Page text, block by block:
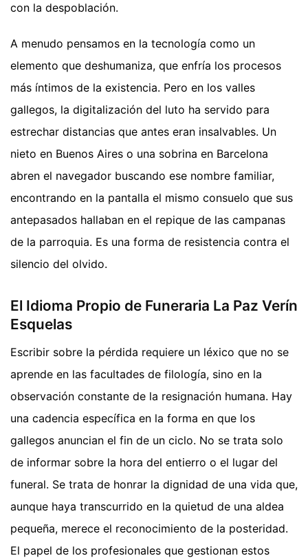
con la despoblación.
A menudo pensamos en la tecnología como un
elemento que deshumaniza, que enfría los procesos
más íntimos de la existencia. Pero en los valles
gallegos, la digitalización del luto ha servido para
estrechar distancias que antes eran insalvables. Un
nieto en Buenos Aires o una sobrina en Barcelona
abren el navegador buscando ese nombre familiar,
encontrando en la pantalla el mismo consuelo que sus
antepasados hallaban en el repique de las campanas
de la parroquia. Es una forma de resistencia contra el
silencio del olvido.
El Idioma Propio de Funeraria La Paz Verín
Esquelas
Escribir sobre la pérdida requiere un léxico que no se
aprende en las facultades de filología, sino en la
observación constante de la resignación humana. Hay
una cadencia específica en la forma en que los
gallegos anuncian el fin de un ciclo. No se trata solo
de informar sobre la hora del entierro o el lugar del
funeral. Se trata de honrar la dignidad de una vida que,
aunque haya transcurrido en la quietud de una aldea
pequeña, merece el reconocimiento de la posteridad.
El papel de los profesionales que gestionan estos